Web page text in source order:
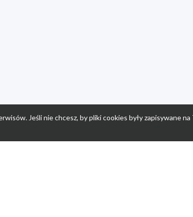
Jeśli nie chcesz, by pliki cookies były zapisywane